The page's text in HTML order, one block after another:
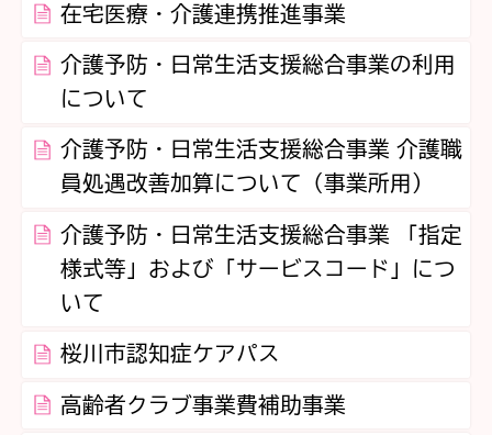
在宅医療・介護連携推進事業
介護予防・日常生活支援総合事業の利用
について
介護予防・日常生活支援総合事業 介護職
員処遇改善加算について（事業所用）
介護予防・日常生活支援総合事業 「指定
様式等」および「サービスコード」につ
いて
桜川市認知症ケアパス
高齢者クラブ事業費補助事業